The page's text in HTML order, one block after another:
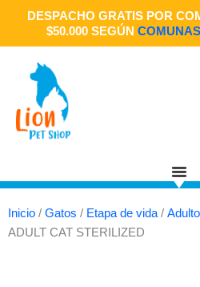
contenido
DESPACHO GRATIS POR
$50.000 SEGÚN
Inicio / Gatos / Etapa de vida / Adulto
ADULT CAT STERILIZED